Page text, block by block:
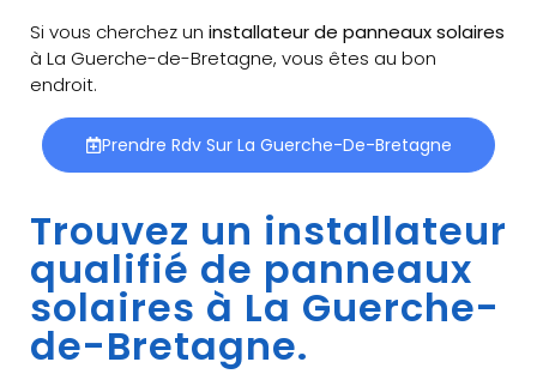
Si vous cherchez un installateur de panneaux solaires
à La Guerche-de-Bretagne, vous êtes au bon
endroit.
Prendre Rdv Sur La Guerche-De-Bretagne
Trouvez un installateur
qualifié de panneaux
solaires à La Guerche-
de-Bretagne.